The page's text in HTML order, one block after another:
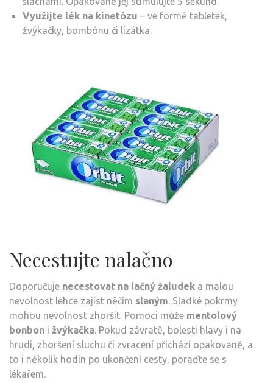
Využijte lék na kinetózu – ve formě tabletek,
žvýkačky, bombónu či lízátka.
Necestujte nalačno
Doporučuje necestovat na lačný žaludek a malou
nevolnost lehce zajíst něčím slaným. Sladké pokrmy
mohou nevolnost zhoršit. Pomoci může mentolový
bonbon i žvýkačka. Pokud závratě, bolesti hlavy i na
hrudi, zhoršení sluchu či zvracení přichází opakovaně, a
to i několik hodin po ukončení cesty, poraďte se s
lékařem.